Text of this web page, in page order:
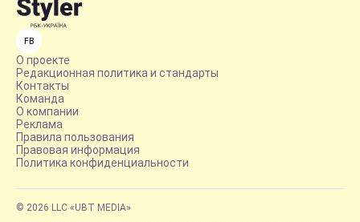
FB
О проекте
Редакционная политика и стандарты
Контакты
Команда
О компании
Реклама
Правила пользования
Правовая информация
Политика конфиденциальности
© 2026 LLC «UBT MEDIA»